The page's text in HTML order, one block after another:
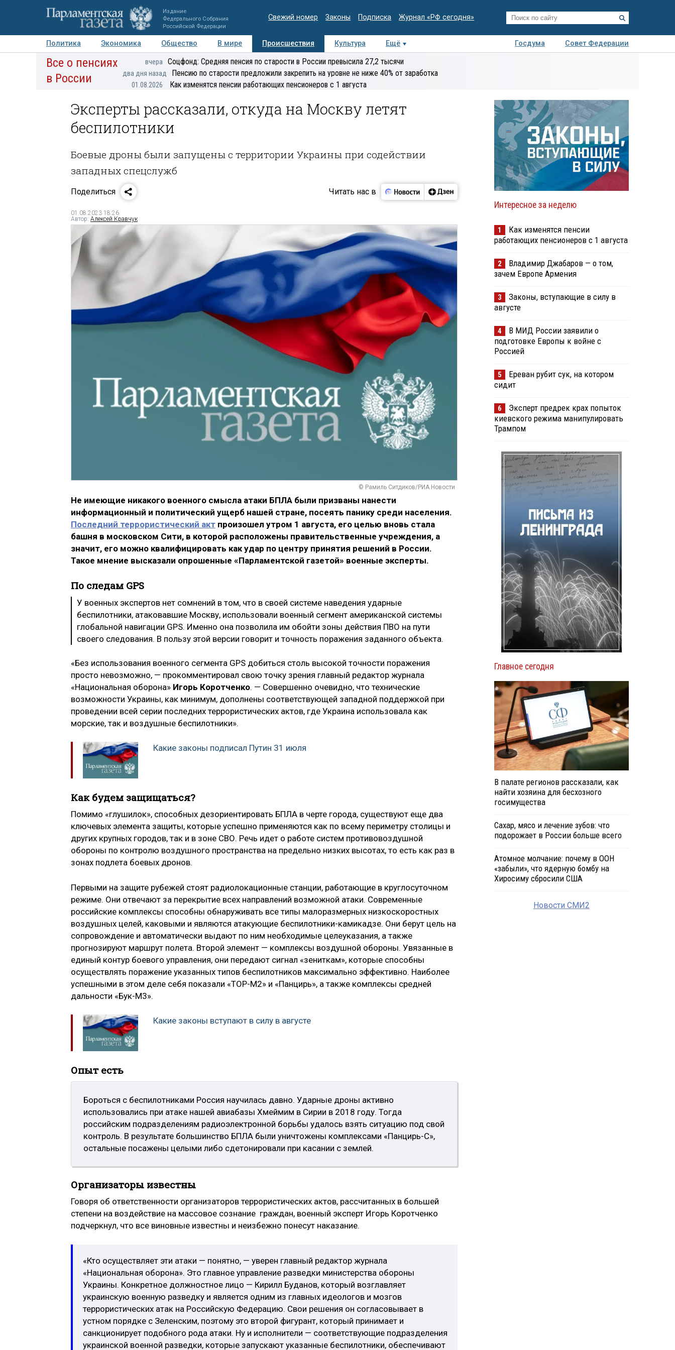
Издание
Федерального Собрания
Российской Федерации
Свежий номер Законы Подписка Журнал «РФ сегодня»
Политика Экономика Общество В мире Происшествия Культура Ещё Госдума
Совет Федерации
Авторы Персоны Мнения Регионы Медиацентр Интервью Колумнисты
экспертиза
Все о пенсиях
в России
вчера Соцфонд: Средняя пенсия по старости в России превысила 27,2 тысячи
два дня назад Пенсию по старости предложили закрепить на уровне не ниже 40% от заработка
01.08.2026 Как изменятся пенсии работающих пенсионеров с 1 августа
Эксперты рассказали, откуда на Москву летят
беспилотники
Боевые дроны были запущены с территории Украины при содействии
западных спецслужб
Поделиться Читать нас в
01.08.2023 18:26
Автор: Алексей Кравчук
© Рамиль Ситдиков/РИА Новости
Не имеющие никакого военного смысла атаки БПЛА были призваны нанести
информационный и политический ущерб нашей стране, посеять панику среди населения.
Последний террористический акт произошел утром 1 августа, его целью вновь стала
башня в московском Сити, в которой расположены правительственные учреждения, а
значит, его можно квалифицировать как удар по центру принятия решений в России.
Такое мнение высказали опрошенные «Парламентской газетой» военные эксперты.
По следам GPS
У военных экспертов нет сомнений в том, что в своей системе наведения ударные
беспилотники, атаковавшие Москву, использовали военный сегмент американской системы
глобальной навигации GPS. Именно она позволила им обойти зоны действия ПВО на пути
своего следования. В пользу этой версии говорит и точность поражения заданного объекта.
«Без использования военного сегмента GPS добиться столь высокой точности поражения
просто невозможно, — прокомментировал свою точку зрения главный редактор журнала
«Национальная оборона» Игорь Коротченко. — Совершенно очевидно, что технические
возможности Украины, как минимум, дополнены соответствующей западной поддержкой при
проведении всей серии последних террористических актов, где Украина использовала как
морские, так и воздушные беспилотники».
Какие законы подписал Путин 31 июля
Как будем защищаться?
Помимо «глушилок», способных дезориентировать БПЛА в черте города, существуют еще два
ключевых элемента защиты, которые успешно применяются как по всему периметру столицы и
других крупных городов, так и в зоне СВО. Речь идет о работе систем противовоздушной
обороны по контролю воздушного пространства на предельно низких высотах, то есть как раз в
зонах подлета боевых дронов.
Первыми на защите рубежей стоят радиолокационные станции, работающие в круглосуточном
режиме. Они отвечают за перекрытие всех направлений возможной атаки. Современные
российские комплексы способны обнаруживать все типы малоразмерных низкоскоростных
воздушных целей, каковыми и являются атакующие беспилотники-камикадзе. Они берут цель на
сопровождение и автоматически выдают по ним необходимые целеуказания, а также
прогнозируют маршрут полета. Второй элемент — комплексы воздушной обороны. Увязанные в
единый контур боевого управления, они передают сигнал «зениткам», которые способны
осуществлять поражение указанных типов беспилотников максимально эффективно. Наиболее
успешными в этом деле себя показали «ТОР-М2» и «Панцирь», а также комплексы средней
дальности «Бук-М3».
Какие законы вступают в силу в августе
Опыт есть
Бороться с беспилотниками Россия научилась давно. Ударные дроны активно
использовались при атаке нашей авиабазы Хмеймим в Сирии в 2018 году. Тогда
российским подразделениям радиоэлектронной борьбы удалось взять ситуацию под свой
контроль. В результате большинство БПЛА были уничтожены комплексами «Панцирь-С»,
остальные посажены целыми либо сдетонировали при касании с землей.
Организаторы известны
Говоря об ответственности организаторов террористических актов, рассчитанных в большей
степени на воздействие на массовое сознание граждан, военный эксперт Игорь Коротченко
подчеркнул, что все виновные известны и неизбежно понесут наказание.
«Кто осуществляет эти атаки — понятно, — уверен главный редактор журнала
«Национальная оборона». Это главное управление разведки министерства обороны
Украины. Конкретное должностное лицо — Кирилл Буданов, который возглавляет
украинскую военную разведку и является одним из главных идеологов и мозгов
террористических атак на Российскую Федерацию. Свои решения он согласовывает в
устном порядке с Зеленским, поэтому это второй фигурант, который принимает и
санкционирует подобного рода атаки. Ну и исполнители — соответствующие подразделения
украинской военной разведки, которые запускают указанные беспилотники, обеспечивают
Интересное за неделю
1
Как изменятся пенсии
работающих пенсионеров с 1 августа
2
Владимир Джабаров — о том,
зачем Европе Армения
3
Законы, вступающие в силу в
августе
4
В МИД России заявили о
подготовке Европы к войне с
Россией
5
Ереван рубит сук, на котором
сидит
6
Эксперт предрек крах попыток
киевского режима манипулировать
Трампом
Главное сегодня
В палате регионов рассказали, как
найти хозяина для бесхозного
госимущества
Сахар, мясо и лечение зубов: что
подорожает в России больше всего
Атомное молчание: почему в ООН
«забыли», что ядерную бомбу на
Хиросиму сбросили США
Новости СМИ2